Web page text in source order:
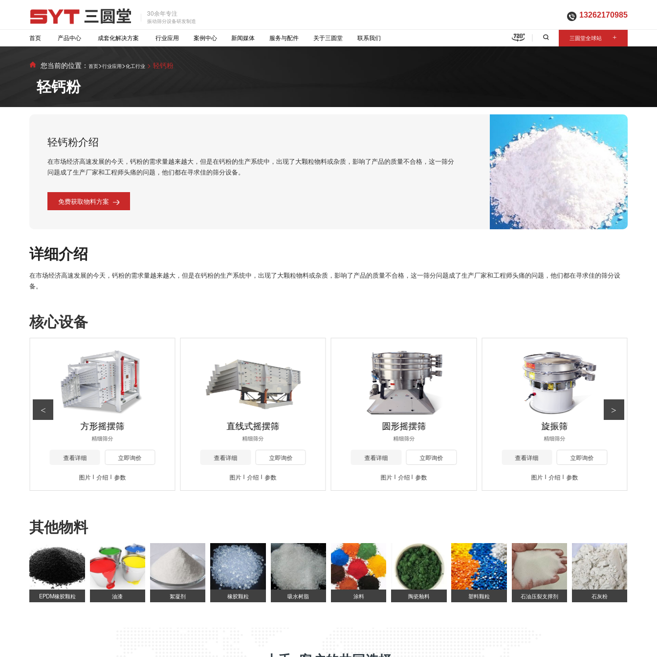
30余年专注
振动筛分设备研发制造
13262170985
首页 产品中心 成套化解决方案 行业应用 案例中心 新闻媒体 服务与配件 关于三圆堂 联系我们  三圆堂全球站 +
您当前的位置：首页>行业应用>化工行业 > 轻钙粉
轻钙粉
轻钙粉介绍
在市场经济高速发展的今天，钙粉的需求量越来越大，但是在钙粉的生产系统中，出现了大颗粒物料或杂质，影响了产品的质量不合格，这一筛分
问题成了生产厂家和工程师头痛的问题，他们都在寻求佳的筛分设备。
免费获取物料方案
详细介绍
在市场经济高速发展的今天，钙粉的需求量越来越大，但是在钙粉的生产系统中，出现了大颗粒物料或杂质，影响了产品的质量不合格，这一筛分问题成了生产厂家和工程师头痛的问题，他们都在寻求佳的筛分设
备。
核心设备
方形摇摆筛
精细筛分
查看详细 立即询价
图片 介绍 参数
直线式摇摆筛
精细筛分
查看详细 立即询价
图片 介绍 参数
圆形摇摆筛
精细筛分
查看详细 立即询价
图片 介绍 参数
旋振筛
精细筛分
查看详细 立即询价
图片 介绍 参数
>
<
其他物料
EPDM橡胶颗粒 油漆 絮凝剂 橡胶颗粒 吸水树脂 涂料 陶瓷釉料 塑料颗粒 石油压裂支撑剂 石灰粉